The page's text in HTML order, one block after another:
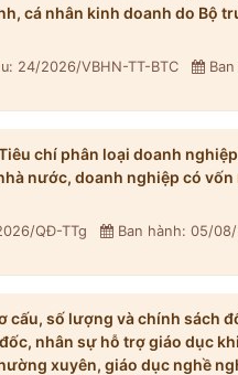
cá nhân kinh doanh do Bộ
24/2026/VBHN-TT-BTC
chí phân loại doanh
nước, doanh nghiệp có
QĐ-TTg Ban hành: 05/
cấu, số lượng và chính sách
nhân sự hỗ trợ giáo dục
xuyên, giáo dục nghề